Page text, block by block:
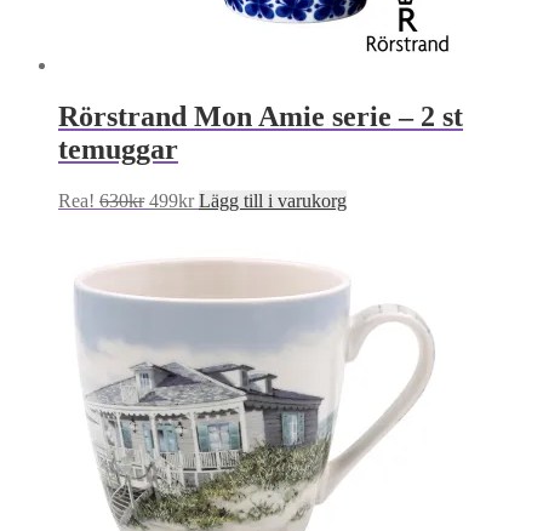
Rörstrand Mon Amie serie – 2 st
temuggar
Rea! 630kr Det
var:
499krDet
är:
Lägg till i varukorg